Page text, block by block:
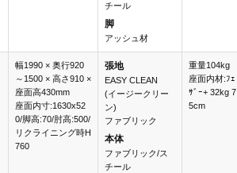
チール
脚
アッシュ材
幅1990 × 奥行920
～1500 × 高さ910 ×
座面高430mm
座面内寸:1630x52
0/脚高:70/肘高:500/
リクライニング時H
760
張地
EASY CLEAN
(イージークリー
ン)
ファブリック
本体
ファブリック/ス
チール
重量104kg
座面内材:ﾌｪ
ｻﾞｰ+ 32kg 7.
5cm